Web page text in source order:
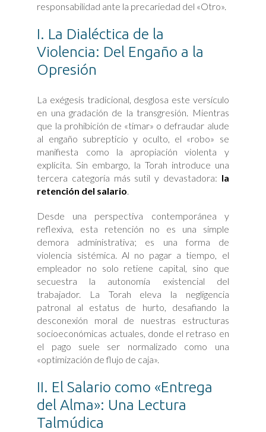
responsabilidad ante la precariedad del «Otro».
I. La Dialéctica de la
Violencia: Del Engaño a la
Opresión
La exégesis tradicional, desglosa este versículo
en una gradación de la transgresión. Mientras
que la prohibición de «timar» o defraudar alude
al engaño subrepticio y oculto, el «robo» se
manifiesta como la apropiación violenta y
explícita. Sin embargo, la Torah introduce una
tercera categoría más sutil y devastadora: la
retención del salario.
Desde una perspectiva contemporánea y
reflexiva, esta retención no es una simple
demora administrativa; es una forma de
violencia sistémica. Al no pagar a tiempo, el
empleador no solo retiene capital, sino que
secuestra la autonomía existencial del
trabajador. La Torah eleva la negligencia
patronal al estatus de hurto, desafiando la
desconexión moral de nuestras estructuras
socioeconómicas actuales, donde el retraso en
el pago suele ser normalizado como una
«optimización de flujo de caja».
II. El Salario como «Entrega
del Alma»: Una Lectura
Talmúdica